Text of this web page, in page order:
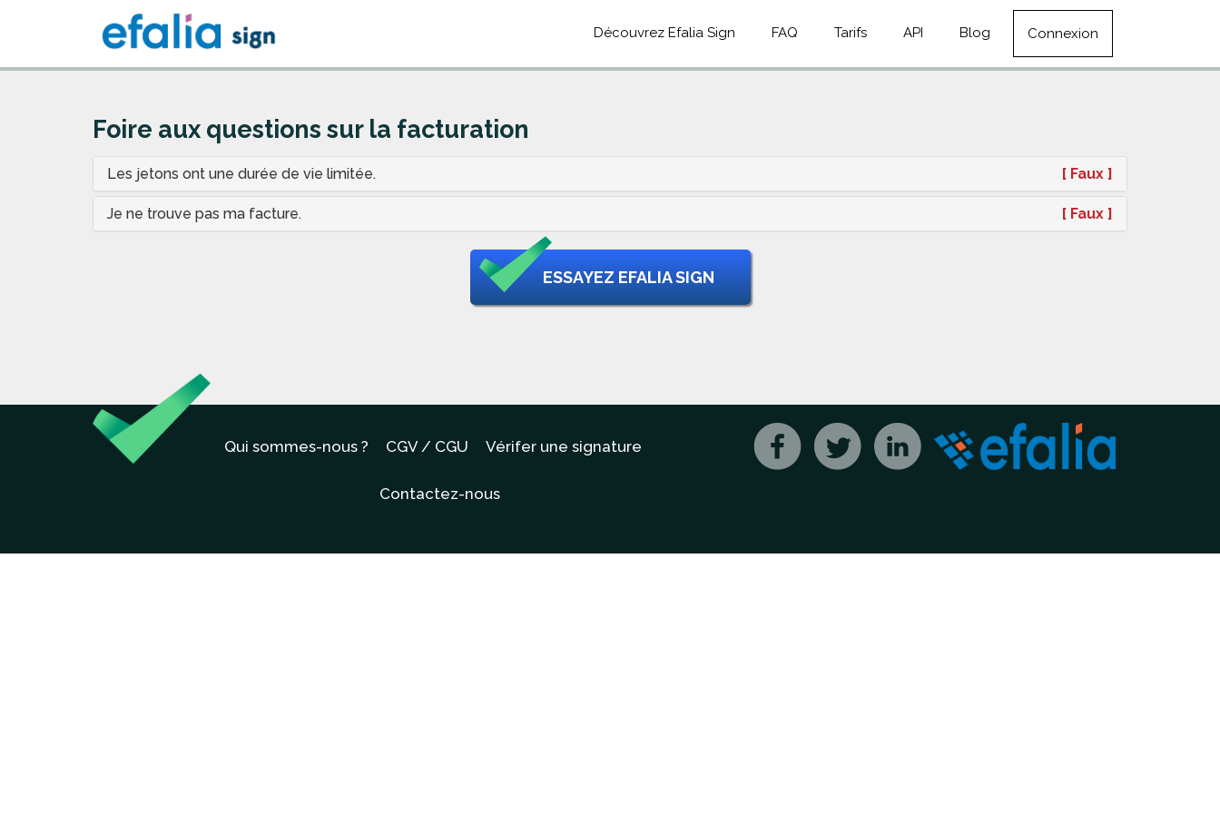
Découvrez Efalia Sign FAQ Tarifs API Blog Connexion
Foire aux questions sur la facturation
[ Faux ]
Les jetons ont une durée de vie limitée.
[ Faux ]
Je ne trouve pas ma facture.
ESSAYEZ EFALIA SIGN
Qui sommes-nous ? CGV / CGU Vérifer une signature
Contactez-nous